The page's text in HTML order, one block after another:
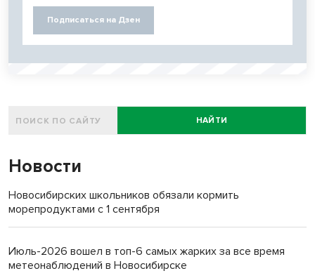
Подписаться на Дзен
НАЙТИ
Новости
Новосибирских школьников обязали кормить
морепродуктами с 1 сентября
Июль-2026 вошел в топ-6 самых жарких за все время
метеонаблюдений в Новосибирске